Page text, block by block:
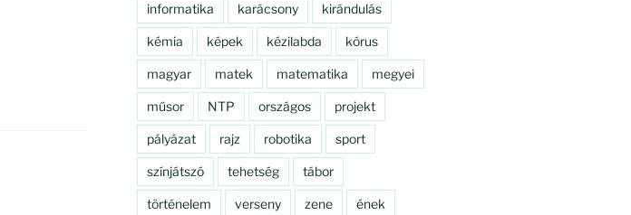
informatika karácsony kirándulás
kémia képek kézilabda kórus
magyar matek matematika megyei
műsor NTP országos projekt
pályázat rajz robotika sport
színjátszó tehetség tábor
történelem verseny zene ének